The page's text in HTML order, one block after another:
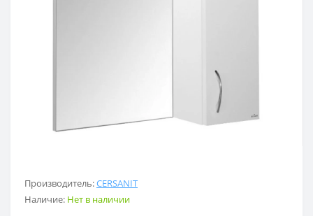
Производитель:CERSANIT
Наличие: Нет в наличии